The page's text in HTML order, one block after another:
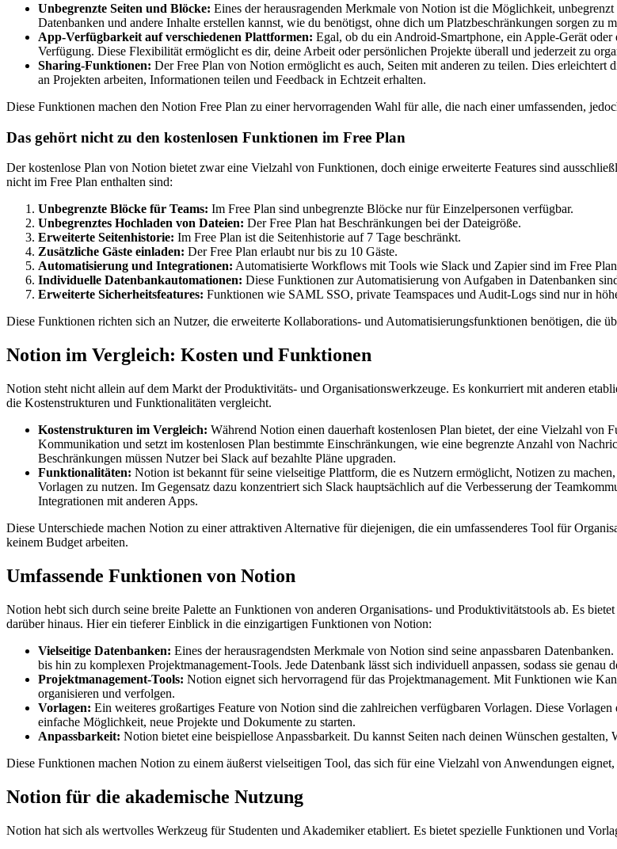
Unbegrenzte Seiten und Blöcke: Eines der herausragenden Merkmale von Notion ist die Möglichkeit,
Datenbanken und andere Inhalte erstellen kannst, wie du benötigst, ohne dich um Platzbeschränkungen sorgen zu
App-Verfügbarkeit auf verschiedenen Plattformen: Egal, ob du ein Android-Smartphone, ein Apple-Gerät
Verfügung. Diese Flexibilität ermöglicht es dir, deine Arbeit oder persönlichen Projekte überall und jederzeit zu
Sharing-Funktionen: Der Free Plan von Notion ermöglicht es auch, Seiten mit anderen zu teilen. Dies
an Projekten arbeiten, Informationen teilen und Feedback in Echtzeit erhalten.
Diese Funktionen machen den Notion Free Plan zu einer hervorragenden Wahl für alle, die nach einer umfassenden,
Das gehört nicht zu den kostenlosen Funktionen im Free Plan
Der kostenlose Plan von Notion bietet zwar eine Vielzahl von Funktionen, doch einige erweiterte Features sind
nicht im Free Plan enthalten sind:
Unbegrenzte Blöcke für Teams: Im Free Plan sind unbegrenzte Blöcke nur für Einzelpersonen verfügbar.
Unbegrenztes Hochladen von Dateien: Der Free Plan hat Beschränkungen bei der Dateigröße.
Erweiterte Seitenhistorie: Im Free Plan ist die Seitenhistorie auf 7 Tage beschränkt.
Zusätzliche Gäste einladen: Der Free Plan erlaubt nur bis zu 10 Gäste.
Automatisierung und Integrationen: Automatisierte Workflows mit Tools wie Slack und Zapier sind im Free
Individuelle Datenbankautomationen: Diese Funktionen zur Automatisierung von Aufgaben in Datenbanken
Erweiterte Sicherheitsfeatures: Funktionen wie SAML SSO, private Teamspaces und Audit-Logs sind nur in
Diese Funktionen richten sich an Nutzer, die erweiterte Kollaborations- und Automatisierungsfunktionen benötigen, die
Notion im Vergleich: Kosten und Funktionen
Notion steht nicht allein auf dem Markt der Produktivitäts- und Organisationswerkzeuge. Es konkurriert mit anderen
die Kostenstrukturen und Funktionalitäten vergleicht.
Kostenstrukturen im Vergleich: Während Notion einen dauerhaft kostenlosen Plan bietet, der eine Vielzahl von
Kommunikation und setzt im kostenlosen Plan bestimmte Einschränkungen, wie eine begrenzte Anzahl von
Beschränkungen müssen Nutzer bei Slack auf bezahlte Pläne upgraden.
Funktionalitäten: Notion ist bekannt für seine vielseitige Plattform, die es Nutzern ermöglicht, Notizen zu
Vorlagen zu nutzen. Im Gegensatz dazu konzentriert sich Slack hauptsächlich auf die Verbesserung der
Integrationen mit anderen Apps.
Diese Unterschiede machen Notion zu einer attraktiven Alternative für diejenigen, die ein umfassenderes Tool für
keinem Budget arbeiten.
Umfassende Funktionen von Notion
Notion hebt sich durch seine breite Palette an Funktionen von anderen Organisations- und Produktivitätstools ab. Es
darüber hinaus. Hier ein tieferer Einblick in die einzigartigen Funktionen von Notion:
Vielseitige Datenbanken: Eines der herausragendsten Merkmale von Notion sind seine anpassbaren
bis hin zu komplexen Projektmanagement-Tools. Jede Datenbank lässt sich individuell anpassen, sodass sie genau
Projektmanagement-Tools: Notion eignet sich hervorragend für das Projektmanagement. Mit Funktionen wie
organisieren und verfolgen.
Vorlagen: Ein weiteres großartiges Feature von Notion sind die zahlreichen verfügbaren Vorlagen. Diese
einfache Möglichkeit, neue Projekte und Dokumente zu starten.
Anpassbarkeit: Notion bietet eine beispiellose Anpassbarkeit. Du kannst Seiten nach deinen Wünschen
Diese Funktionen machen Notion zu einem äußerst vielseitigen Tool, das sich für eine Vielzahl von Anwendungen
Notion für die akademische Nutzung
Notion hat sich als wertvolles Werkzeug für Studenten und Akademiker etabliert. Es bietet spezielle Funktionen und